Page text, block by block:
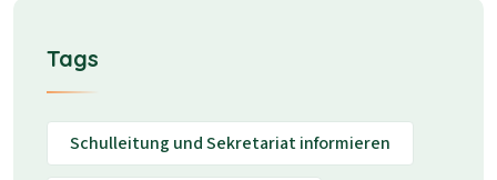
Tags
Schulleitung und Sekretariat informieren